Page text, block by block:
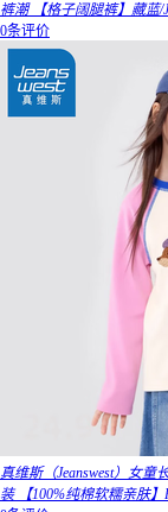
裤潮 【格子阔腿裤】藏蓝/
0条评价
真维斯（Jeanswest）女
装 【100%纯棉软糯亲肤